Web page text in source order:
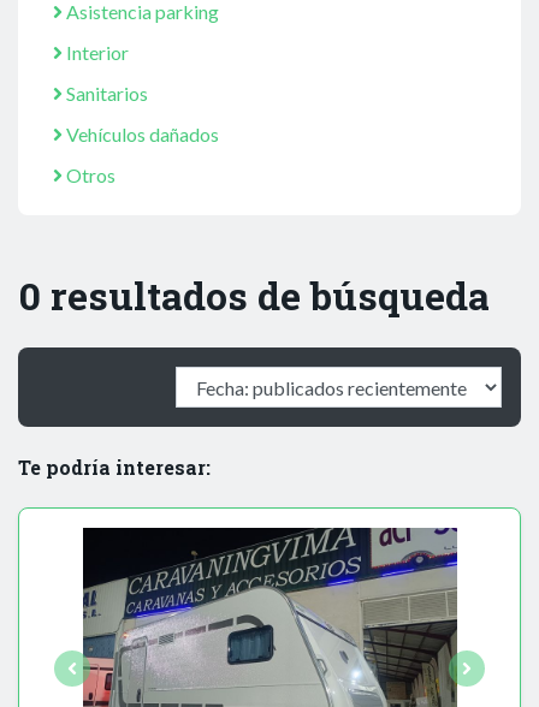
Asistencia parking
Interior
Sanitarios
Vehículos dañados
Otros
0 resultados de búsqueda
Te podría interesar: